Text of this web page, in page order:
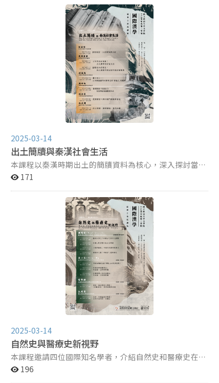
史著名學者，從政治思想、人物與史學史等層面，說明日
本學界如何看待日本與中國近現代史。修課同學將能以細
緻地文獻解讀與宏觀的脈絡理解近代中國政治史與思想，
進而思考與現今臺灣、中國及日本的聯結。
2025-03-14
出土簡牘與秦漢社會生活
本課程以秦漢時期出土的簡牘資料為核心，深入探討當時
的社會生活與國家運作。簡牘作為秦漢重要的書寫媒介，
籍管理、田租徵收、刑罰執行、官方文書、婚姻家庭、疾
病醫療和私人書信等多方面資料，反映了基層社會的運行
機制和民眾生活細節。通過對簡牘的解讀，本課程將帶領
學生了解秦漢社會的治理結構、經濟體系及文化特徵，並
思考這些史料在歷史研究中的價值與局限性。課程內容邀
請學者講授以下幾個部分：本課程先通過研讀日本學者的
漢簡研究方法與多篇具體案例，探討秦漢時期社會生活的
細節與制度運作。課程內容涵蓋邊疆吏卒的醫療與病假申
請、祝由方的醫療方式、帝國邊疆木簡中「秦始皇」的蹤
跡，以及簡牘中反映的婚姻與家庭結構。通過這些議題，
學生將學習簡牘解讀方法，並從微觀資料中發現宏觀歷史
脈絡，深入理解秦漢社會的日常運作、國家治理及文化特
徵。
171
2025-03-14
自然史與醫療史新視野
本課程邀請四位國際知名學者，介紹自然史和醫療史在近
年來的研究新動向。自然史與醫療史同屬於「新史學」的
196